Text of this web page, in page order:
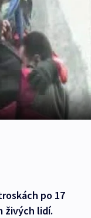
po 17
živých lidí.